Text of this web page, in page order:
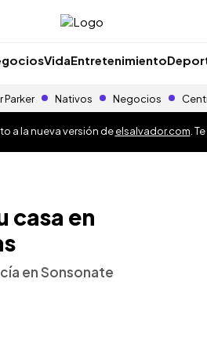
VidaEntretenimiento
Parker Nativos Negocios
a la nueva versión deelsalvador.com .
casa en
en Sonsonate